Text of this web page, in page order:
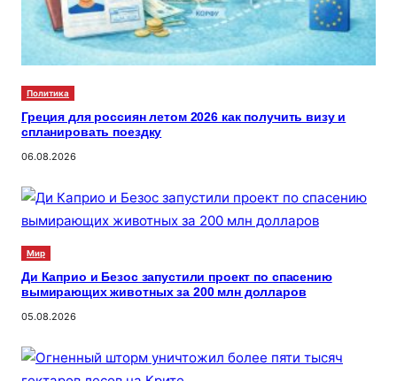
Политика
Греция для россиян летом 2026 как получить визу и
спланировать поездку
06.08.2026
Мир
Ди Каприо и Безос запустили проект по спасению
вымирающих животных за 200 млн долларов
05.08.2026